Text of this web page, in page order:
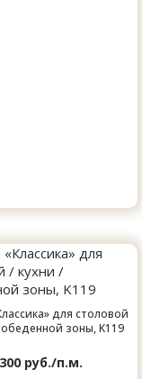
для столовой
зоны, K119
руб./п.м.